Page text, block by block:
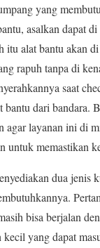
yang
asalkan dapat
itu alat bantu akan
rapuh tanpa di
saat
bantu dari bandara.
agar layanan ini di
untuk memastikan
dua jenis
bisa berjalan
yang dapat